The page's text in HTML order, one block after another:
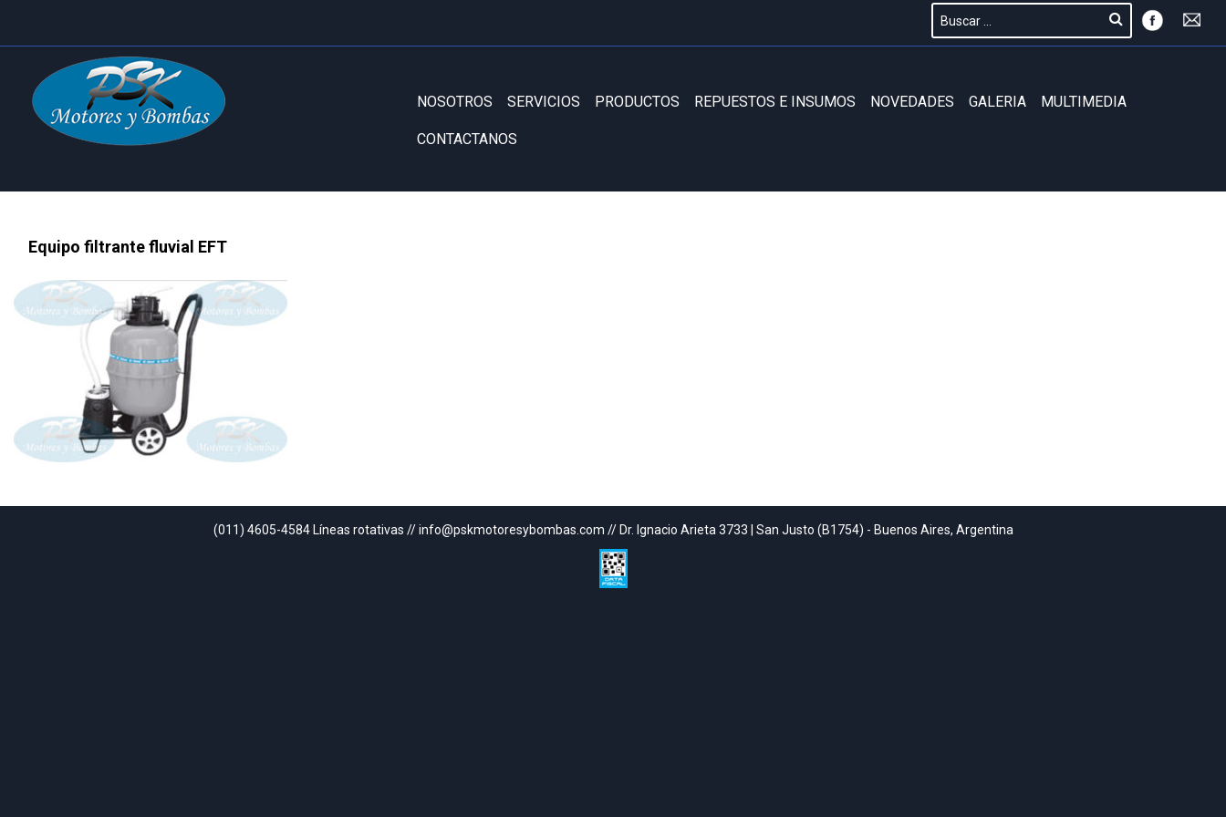
NOSOTROS SERVICIOS PRODUCTOS REPUESTOS E INSUMOS NOVEDADES GALERIA MULTIMEDIA
CONTACTANOS
Equipo filtrante fluvial EFT
(011) 4605-4584 Líneas rotativas // info@pskmotoresybombas.com // Dr. Ignacio Arieta 3733 | San Justo (B1754) - Buenos Aires, Argentina